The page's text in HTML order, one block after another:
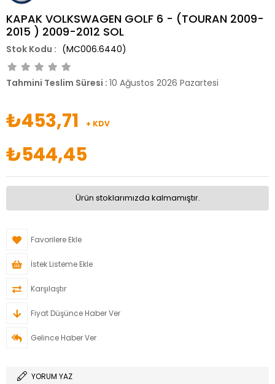
KAPAK VOLKSWAGEN GOLF 6 - (TOURAN 2009-
2015 ) 2009-2012 SOL
(MC006.6440)
Tahmini Teslim Süresi : 10 Ağustos 2026 Pazartesi
₺453,71 + KDV
₺544,45
Ürün stoklarımızda kalmamıştır.
Favorilere Ekle
İstek Listeme Ekle
Karşılaştır
Fiyat Düşünce Haber Ver
Gelince Haber Ver
YORUM YAZ